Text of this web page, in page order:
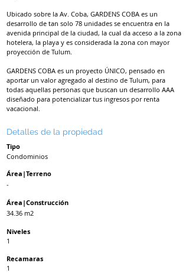
Ubicado sobre la Av. Coba, GARDENS COBA es un
desarrollo de tan solo 78 unidades se encuentra en la
avenida principal de la ciudad, la cual da acceso a la zona
hotelera, la playa y es considerada la zona con mayor
proyección de Tulum.
GARDENS COBA es un proyecto ÚNICO, pensado en
aportar un valor agregado al destino de Tulum, para
todas aquellas personas que buscan un desarrollo AAA
diseñado para potencializar tus ingresos por renta
vacacional.
Detalles de la propiedad
Tipo
Condominios
Área|Terreno
-
Área|Construcción
34.36 m2
Niveles
1
Recamaras
1